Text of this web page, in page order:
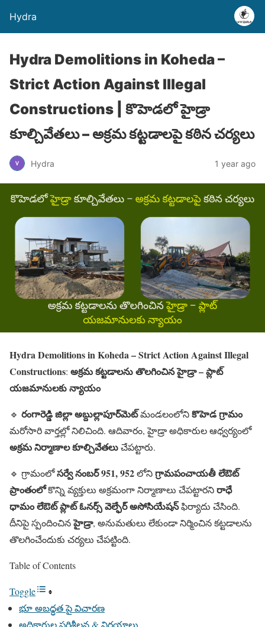
Hydra
Hydra Demolitions in Koheda –
Strict Action Against Illegal
Constructions | కొహెడ‌లో హైడ్రా
కూల్చివేతలు – అక్రమ కట్టడాలపై కఠిన చర్యలు
Hydra 1 year ago
Hydra Demolitions in Koheda – Strict Action Against Illegal
Constructions: అక్రమ కట్టడాలను తొలగించిన హైడ్రా – ప్లాట్
యజమానులకు న్యాయం
🔹 రంగారెడ్డి జిల్లా అబ్దుల్లాపూర్‌మెట్మండలంలోనికొహెడ గ్రామం
మరోసారి వార్తల్లో నిలిచింది. ఆదివారం, హైడ్రా అధికారుల ఆధ్వర్యంలో
అక్రమ నిర్మాణాల కూల్చివేతలుచేపట్టారు.
🔹 గ్రామంలోసర్వే నంబర్ 951, 952లోనిగ్రామపంచాయతీ లేఔట్
ప్రాంతంలోకొన్ని వ్యక్తులు అక్రమంగా నిర్మాణాలు చేపట్టారనిరాధే
ధామం లేఔట్ ప్లాట్ ఓనర్స్ వెల్ఫేర్ అసోసియేషన్ఫిర్యాదు చేసింది.
దీనిపై స్పందించినహైడ్రా, అనుమతులు లేకుండా నిర్మించిన కట్టడాలను
తొలగించేందుకు చర్యలు చేపట్టింది.
Table of Contents
Toggle
భూ అబధ్ధత పై విచారణ
అధికారుల పరిశీలన & నిర్ణయాలు